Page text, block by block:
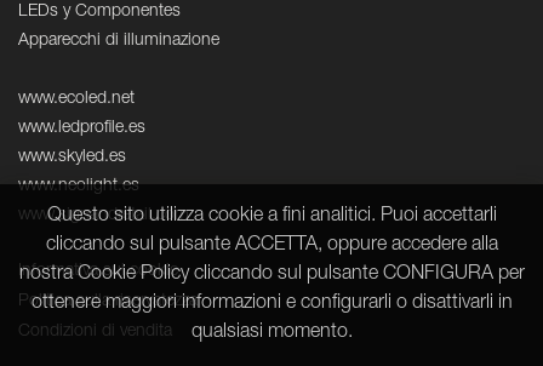
LEDs y Componentes
Apparecchi di illuminazione
www.ecoled.net
www.ledprofile.es
www.skyled.es
www.neolight.es
www.signandretail.com
Informativa sui cookie
Politica sulla riservatezza
Condizioni di vendita
Questo sito utilizza cookie a fini analitici. Puoi accettarli
cliccando sul pulsante ACCETTA, oppure accedere alla
nostra Cookie Policy cliccando sul pulsante CONFIGURA per
ottenere maggiori informazioni e configurarli o disattivarli in
qualsiasi momento.